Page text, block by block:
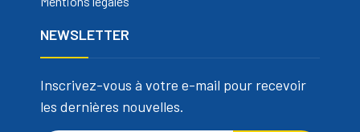
NEWSLETTER
Inscrivez-vous à votre e-mail pour recevoir
les dernières nouvelles.